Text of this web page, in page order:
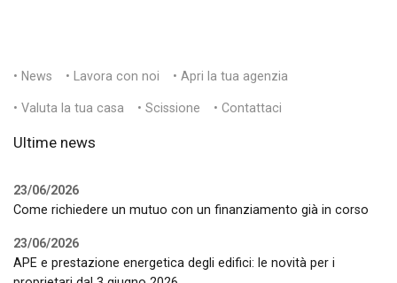
• News • Lavora con noi • Apri la tua agenzia
• Valuta la tua casa • Scissione • Contattaci
Ultime news
23/06/2026
Come richiedere un mutuo con un finanziamento già in corso
23/06/2026
APE e prestazione energetica degli edifici: le novità per i